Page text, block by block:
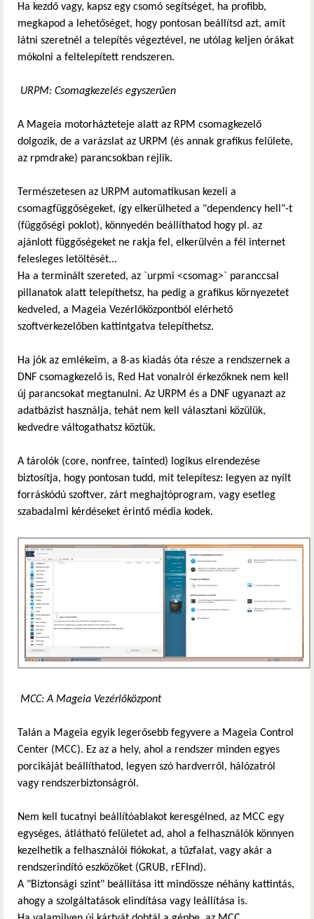
Ha kezdő vagy, kapsz egy csomó segítséget, ha profibb,
megkapod a lehetőséget, hogy pontosan beállítsd azt, amit
látni szeretnél a telepítés végeztével, ne utólag keljen órákat
mókolni a feltelepített rendszeren.
URPM: Csomagkezelés egyszerűen
A Mageia motorházteteje alatt az RPM csomagkezelő
dolgozik, de a varázslat az URPM (és annak grafikus felülete,
az rpmdrake) parancsokban rejlik.
Természetesen az URPM automatikusan kezeli a
csomagfüggőségeket, így elkerülheted a "dependency hell"-t
(függőségi poklot), könnyedén beállíthatod hogy pl. az
ajánlott függőségeket ne rakja fel, elkerülvén a fél internet
felesleges letöltését...
Ha a terminált szereted, az `urpmi <csomag>` paranccsal
pillanatok alatt telepíthetsz, ha pedig a grafikus környezetet
kedveled, a Mageia Vezérlőközpontból elérhető
szoftverkezelőben kattintgatva telepíthetsz.
Ha jók az emlékeim, a 8-as kiadás óta része a rendszernek a
DNF csomagkezelő is, Red Hat vonalról érkezőknek nem kell
új parancsokat megtanulni. Az URPM és a DNF ugyanazt az
adatbázist használja, tehát nem kell választani közülük,
kedvedre váltogathatsz köztük.
A tárolók (core, nonfree, tainted) logikus elrendezése
biztosítja, hogy pontosan tudd, mit telepítesz: legyen az nyílt
forráskódú szoftver, zárt meghajtóprogram, vagy esetleg
szabadalmi kérdéseket érintő média kodek.
MCC: A Mageia Vezérlőközpont
Talán a Mageia egyik legerősebb fegyvere a Mageia Control
Center (MCC). Ez az a hely, ahol a rendszer minden egyes
porcikáját beállíthatod, legyen szó hardverről, hálózatról
vagy rendszerbiztonságról.
Nem kell tucatnyi beállítóablakot keresgélned, az MCC egy
egységes, átlátható felületet ad, ahol a felhasználók könnyen
kezelhetik a felhasználói fiókokat, a tűzfalat, vagy akár a
rendszerindító eszközöket (GRUB, rEFInd).
A "Biztonsági szint" beállítása itt mindössze néhány kattintás,
ahogy a szolgáltatások elindítása vagy leállítása is.